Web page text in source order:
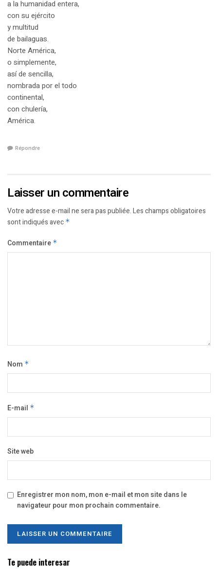
a la humanidad entera,
con su ejército
y multitud
de bailaguas.
Norte América,
o simplemente,
así de sencilla,
nombrada por el todo
continental,
con chulería,
América.
Répondre
Laisser un commentaire
Votre adresse e-mail ne sera pas publiée.Les champs obligatoires
sont indiqués avec *
Commentaire *
Nom *
E-mail *
Site web
Enregistrer mon nom, mon e-mail et mon site dans le
navigateur pour mon prochain commentaire.
Te puede interesar